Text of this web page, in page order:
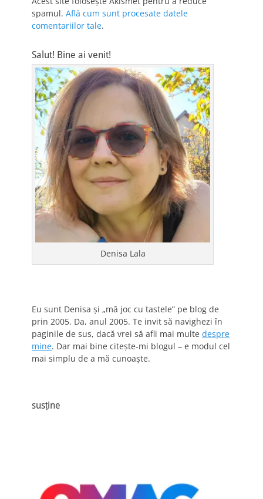
spamul. Află cum sunt procesate datele
comentariilor tale.
Salut! Bine ai venit!
Denisa Lala
Eu sunt Denisa și „mă joc cu tastele” pe blog de
prin 2005. Da, anul 2005. Te invit să navighezi în
paginile de sus, dacă vrei să afli mai multe despre
mine. Dar mai bine citește-mi blogul – e modul cel
mai simplu de a mă cunoaște.
susține